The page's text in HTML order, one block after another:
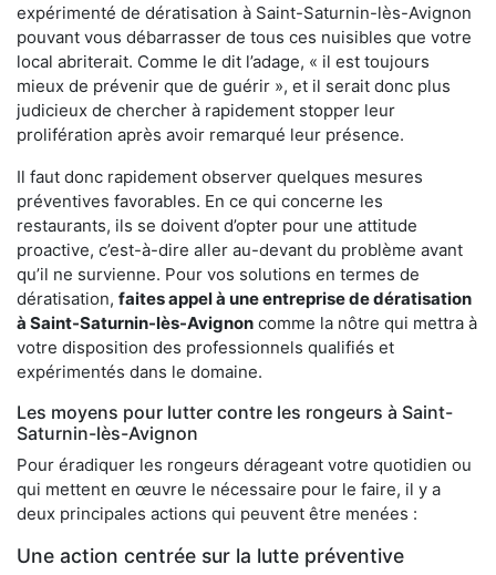
expérimenté de dératisation à Saint-Saturnin-lès-Avignon
pouvant vous débarrasser de tous ces nuisibles que votre
local abriterait. Comme le dit l’adage, « il est toujours
mieux de prévenir que de guérir », et il serait donc plus
judicieux de chercher à rapidement stopper leur
prolifération après avoir remarqué leur présence.
Il faut donc rapidement observer quelques mesures
préventives favorables. En ce qui concerne les
restaurants, ils se doivent d’opter pour une attitude
proactive, c’est-à-dire aller au-devant du problème avant
qu’il ne survienne. Pour vos solutions en termes de
dératisation, faites appel à une entreprise de dératisation
à Saint-Saturnin-lès-Avignon comme la nôtre qui mettra à
votre disposition des professionnels qualifiés et
expérimentés dans le domaine.
Les moyens pour lutter contre les rongeurs à Saint-
Saturnin-lès-Avignon
Pour éradiquer les rongeurs dérageant votre quotidien ou
qui mettent en œuvre le nécessaire pour le faire, il y a
deux principales actions qui peuvent être menées :
Une action centrée sur la lutte préventive